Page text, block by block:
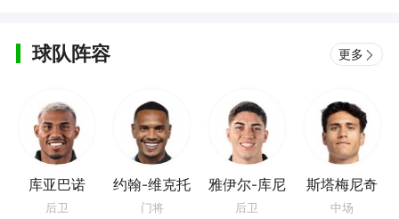
球队阵容 更多
库亚巴诺
后卫
约翰-维克托
门将
雅伊尔-库尼
亚
后卫
斯塔梅尼奇
中场